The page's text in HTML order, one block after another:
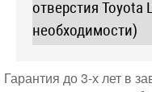
отверстия Toyota
необходимости)
Гарантия до 3-х лет в